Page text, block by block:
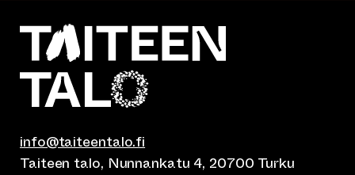
info@taiteentalo.fi
Taiteen talo, Nunnankatu 4, 20700 Turku